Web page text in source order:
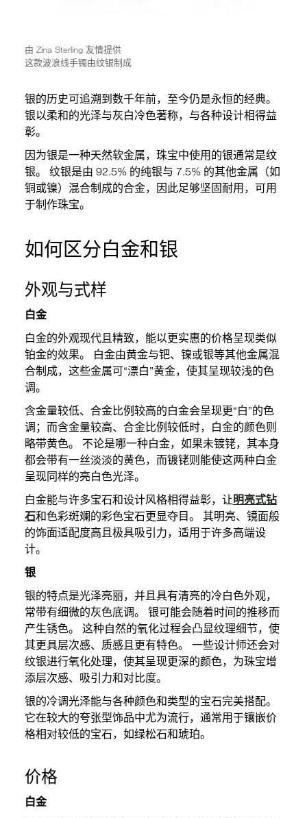
由 Zina Sterling 友情提供
这款波浪线手镯由纹银制成
银的历史可追溯到数千年前，至今仍是永恒的经典。
银以柔和的光泽与灰白冷色著称，与各种设计相得益
彰。
因为银是一种天然软金属，珠宝中使用的银通常是纹
银。 纹银是由 92.5% 的纯银与 7.5% 的其他金属（如
铜或镍）混合制成的合金，因此足够坚固耐用，可用
于制作珠宝。
如何区分白金和银
外观与式样
白金
白金的外观现代且精致，能以更实惠的价格呈现类似
铂金的效果。 白金由黄金与钯、镍或银等其他金属混
合制成，这些金属可“漂白”黄金，使其呈现较浅的色
调。
含金量较低、合金比例较高的白金会呈现更“白”的色
调；而含金量较高、合金比例较低时，白金的颜色则
略带黄色。 不论是哪一种白金，如果未镀铑，其本身
都会带有一丝淡淡的黄色，而镀铑则能使这两种白金
呈现同样的亮白色光泽。
白金能与许多宝石和设计风格相得益彰，让明亮式钻
石和色彩斑斓的彩色宝石更显夺目。 其明亮、镜面般
的饰面适配度高且极具吸引力，适用于许多高端设
计。
银
银的特点是光泽亮丽，并且具有清亮的冷白色外观，
常带有细微的灰色底调。 银可能会随着时间的推移而
产生锈色。 这种自然的氧化过程会凸显纹理细节，使
其更具层次感、质感且更有特色。 一些设计师还会对
纹银进行氧化处理，使其呈现更深的颜色，为珠宝增
添层次感、吸引力和对比度。
银的冷调光泽能与各种颜色和类型的宝石完美搭配。
它在较大的夸张型饰品中尤为流行，通常用于镶嵌价
格相对较低的宝石，如绿松石和琥珀。
价格
白金